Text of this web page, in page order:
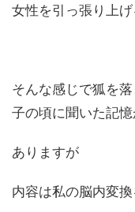
女性を引っ張り上
そんな感じで狐を
子の頃に聞いた記
ありますが
内容は私の脳内変